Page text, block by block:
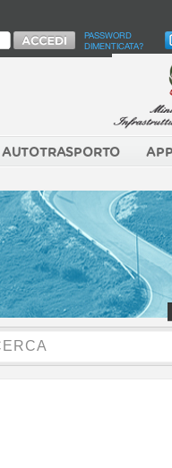
PASSWORD
DIMENTICATA?
AUTOTRASPORTO